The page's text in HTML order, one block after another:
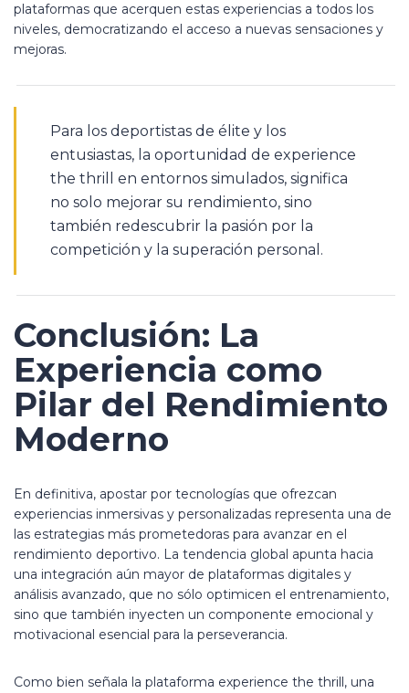
plataformas que acerquen estas experiencias a todos los
niveles, democratizando el acceso a nuevas sensaciones y
mejoras.
Para los deportistas de élite y los
entusiastas, la oportunidad de experience
the thrill en entornos simulados, significa
no solo mejorar su rendimiento, sino
también redescubrir la pasión por la
competición y la superación personal.
Conclusión: La
Experiencia como
Pilar del Rendimiento
Moderno
En definitiva, apostar por tecnologías que ofrezcan
experiencias inmersivas y personalizadas representa una de
las estrategias más prometedoras para avanzar en el
rendimiento deportivo. La tendencia global apunta hacia
una integración aún mayor de plataformas digitales y
análisis avanzado, que no sólo optimicen el entrenamiento,
sino que también inyecten un componente emocional y
motivacional esencial para la perseverancia.
Como bien señala la plataforma experience the thrill, una